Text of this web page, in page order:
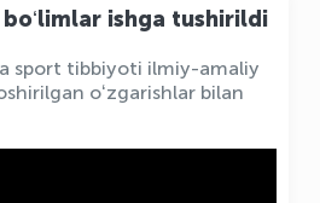
boʻlimlar ishga tushirildi
sport tibbiyoti ilmiy-amaliy
oʻzgarishlar bilan